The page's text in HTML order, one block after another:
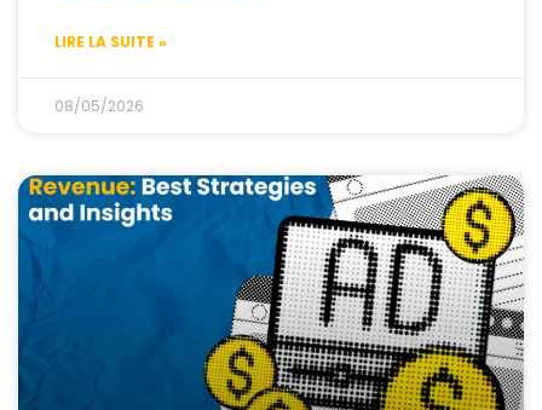
LIRE LA SUITE »
08/05/2026